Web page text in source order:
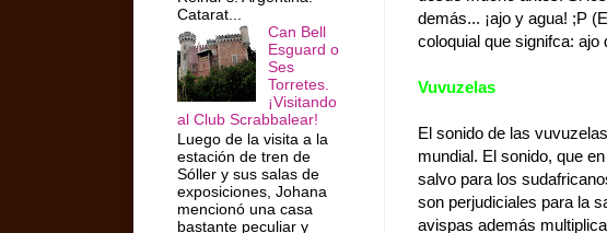
demás... ¡ajo y agua! ;P
coloquial que signifca: ajo
Vuvuzelas
El sonido de las
mundial. El sonido, que
salvo para los
son perjudiciales para la
avispas además
Catarat...
Can Bell
Esguard o
Ses
Torretes.
¡Visitando
al Club Scrabbalear!
Luego de la visita a la
estación de tren de
Sóller y sus salas de
exposiciones, Johana
mencionó una casa
bastante peculiar y